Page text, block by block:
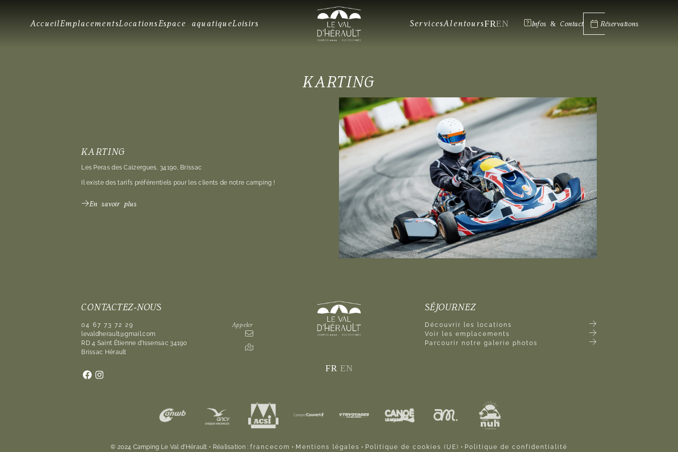
AccueilEmplacementsLocationsEspace aquatiqueLoisirs ServicesAlentoursFREN Infos & Contact Réservations
KARTING
KARTING
Les Peras des Caizergues, 34190, Brissac
Il existe des tarifs préférentiels pour les clients de notre camping !
En savoir plus
CONTACTEZ-NOUS
04 67 73 72 29
Appeler
levaldherault@gmail.com
RD 4 Saint Étienne d’Issensac 34190
Brissac Hérault
FR EN
SÉJOURNEZ
Découvrir les locations
Voir les emplacements
Parcourir notre galerie photos
© 2024 Camping Le Val d’Hérault • Réalisation : francecom • Mentions légales • Politique de cookies (UE) • Politique de confidentialité